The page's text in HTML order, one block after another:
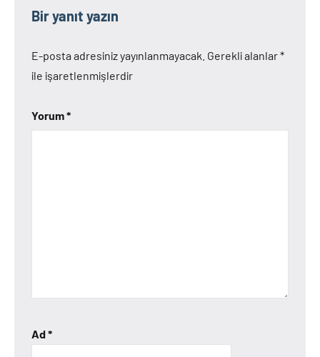
Bir yanıt yazın
E-posta adresiniz yayınlanmayacak. Gerekli alanlar*
ile işaretlenmişlerdir
Yorum*
Ad*